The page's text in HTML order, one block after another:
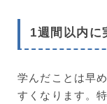
1週間以内に
学んだことは早
すくなります。